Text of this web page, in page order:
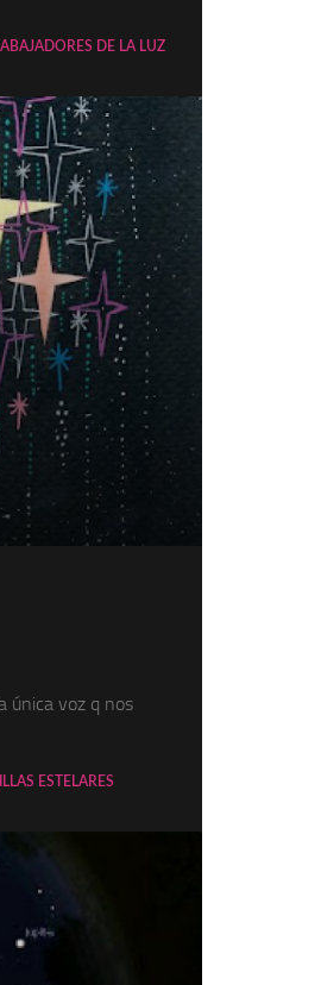
DE LA LUZ
única voz q nos
ESTELARES